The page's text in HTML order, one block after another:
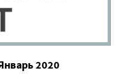
2020